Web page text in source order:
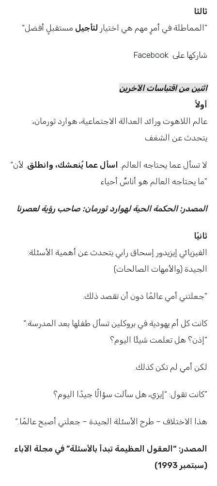
ثالثا
“المماطلة في أمرٍ مهم هي اختيار لتأجيل مستقبلٍ أفضل”
Facebook شاركها على
اثنين من اقتباسات الآخرين
أولاً
:عالم اللاهوت ورائد العدالة الاجتماعية، هوارد ثورمان،
يتحدث عن الشغف
“لا تسأل عما يحتاجه العالم. اسأل عما يُنعشك، وانطلق . لأن
ما يحتاجه العالم هو أناسٌ أحياء”
المصدر: الحكمة الحية لهوارد ثورمان: صاحب رؤية لعصرنا
ثانيًا
:الفيزيائي إيزيدور إسحاق رابي يتحدث عن أهمية الأسئلة
الجيدة (والأمهات الصالحات)
.جعلتني أمي عالمًا دون أن تقصد ذلك”
“كانت كل أم يهودية في بروكلين تسأل طفلها بعد المدرسة:
“إذن؟ هل تعلمت شيئًا اليوم؟
.لكن أمي لم تكن كذلك
كانت تقول: “إيزي، هل سألت سؤالًا جيدًا اليوم؟”
“.هذا الاختلاف – طرح الأسئلة الجيدة – جعلني أصبح عالمًا
المصدر: “العقول العظيمة تبدأ بالأسئلة” في مجلة الآباء
(سبتمبر 1993)